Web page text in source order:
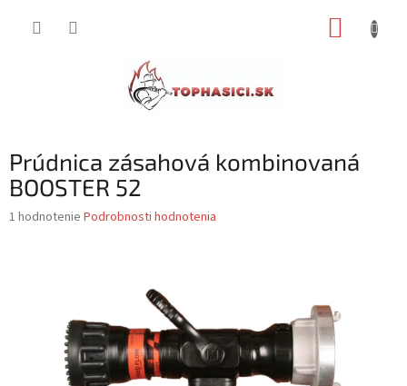
Prúdnica zásahová kombinovaná
BOOSTER 52
Priemerné
hviezdičiek.
1 hodnotenie Podrobnosti hodnotenia